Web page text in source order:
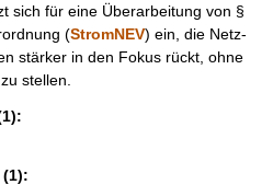
sich für eine Überarbeitung von §
(StromNEV) ein, die Netz-
stärker in den Fokus rückt, ohne
stellen.